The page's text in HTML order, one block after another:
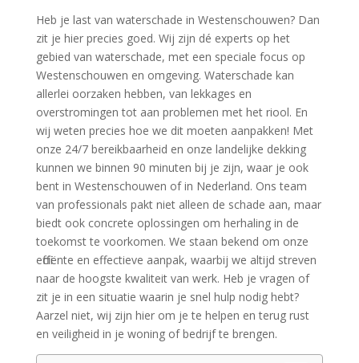
Heb je last van waterschade in Westenschouwen? Dan
zit je hier precies goed.​ Wij zijn dé experts op het
gebied van waterschade, met een speciale focus op
Westenschouwen en omgeving.​ Waterschade kan
allerlei oorzaken hebben, van lekkages en
overstromingen tot aan problemen met het riool.​ En
wij weten precies hoe we dit moeten aanpakken! Met
onze 24/7 bereikbaarheid en onze landelijke dekking
kunnen we binnen 90 minuten bij je zijn, waar je ook
bent in Westenschouwen of in Nederland.​ Ons team
van professionals pakt niet alleen de schade aan, maar
biedt ook concrete oplossingen om herhaling in de
toekomst te voorkomen.​ We staan bekend om onze
efficiënte en effectieve aanpak, waarbij we altijd streven
naar de hoogste kwaliteit van werk.​ Heb je vragen of
zit je in een situatie waarin je snel hulp nodig hebt?
Aarzel niet, wij zijn hier om je te helpen en terug rust
en veiligheid in je woning of bedrijf te brengen.​